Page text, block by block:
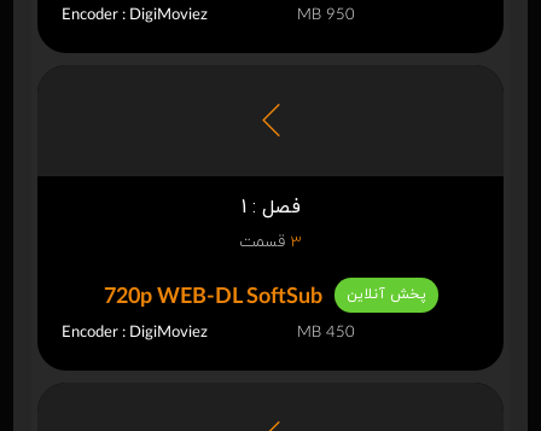
Encoder : DigiMoviez 950 MB
فصل : 1
3 قسمت
720p WEB-DL SoftSub پخش آنلاین
Encoder : DigiMoviez 450 MB